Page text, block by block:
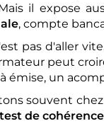
il expose
, compte
pas d'aller
peut
émise, un
souvent
test de